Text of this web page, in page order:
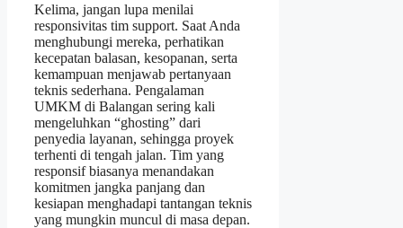
Kelima, jangan lupa menilai
responsivitas tim support. Saat Anda
menghubungi mereka, perhatikan
kecepatan balasan, kesopanan, serta
kemampuan menjawab pertanyaan
teknis sederhana. Pengalaman
UMKM di Balangan sering kali
mengeluhkan “ghosting” dari
penyedia layanan, sehingga proyek
terhenti di tengah jalan. Tim yang
responsif biasanya menandakan
komitmen jangka panjang dan
kesiapan menghadapi tantangan teknis
yang mungkin muncul di masa depan.